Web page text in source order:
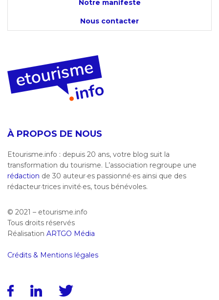
Notre manifeste
Nous contacter
À PROPOS DE NOUS
Etourisme.info : depuis 20 ans, votre blog suit la
transformation du tourisme. L’association regroupe une
rédaction de 30 auteur·es passionné·es ainsi que des
rédacteur·trices invité·es, tous bénévoles.
© 2021 – etourisme.info
Tous droits réservés
Réalisation ARTGO Média
Crédits & Mentions légales